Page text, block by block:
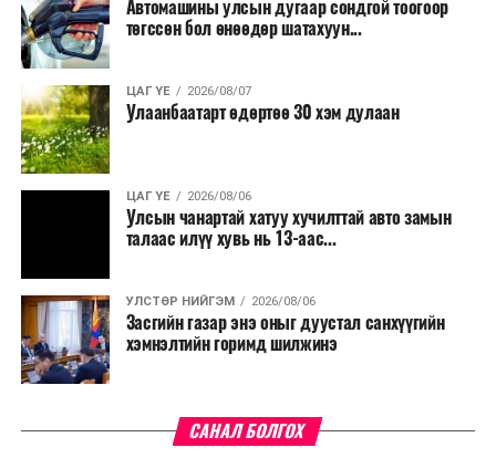
бүрдүүлэх зоорь, агуулах барих аж ахуйн нэгжүүдэд
хөнгөлөлттэй зээл олгох, цахилгааны хөнгөлөлт
Автомашины улсын дугаар сондгой тоогоор
төгссөн бол өнөөдөр шатахуун...
ЦАГ ҮЕ 2026/08/07
Улаанбаатарт өдөртөө 30 хэм дулаан
ЦАГ ҮЕ 2026/08/06
Улсын чанартай хатуу хучилттай авто замын
талаас илүү хувь нь 13-аас...
УЛСТӨР НИЙГЭМ 2026/08/06
Засгийн газар энэ оныг дуустал санхүүгийн
хэмнэлтийн горимд шилжинэ
САНАЛ БОЛГОХ